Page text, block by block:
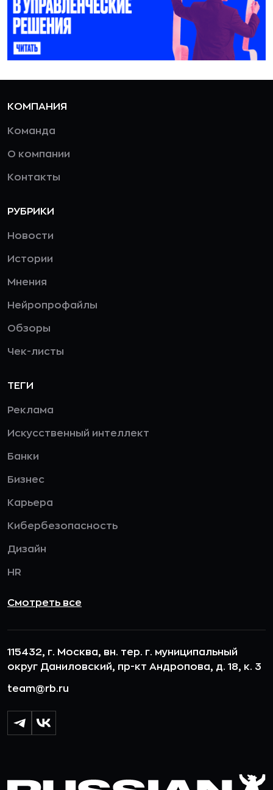
КОМПАНИЯ
Команда
О компании
Контакты
РУБРИКИ
Новости
Истории
Мнения
Нейропрофайлы
Обзоры
Чек-листы
ТЕГИ
Реклама
Искусственный интеллект
Банки
Бизнес
Карьера
Кибербезопасность
Дизайн
HR
Смотреть все
115432, г. Москва, вн. тер. г. муниципальный
округ Даниловский, пр-кт Андропова, д. 18, к. 3
team@rb.ru